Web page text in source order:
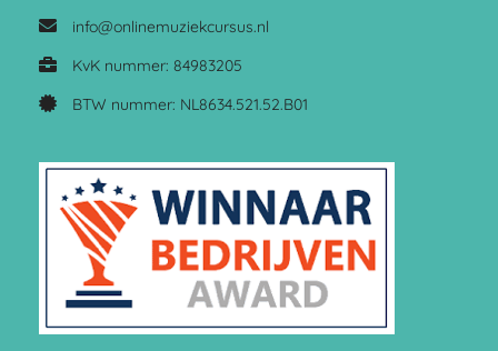
info@onlinemuziekcursus.nl
KvK nummer: 84983205
BTW nummer: NL8634.521.52.B01